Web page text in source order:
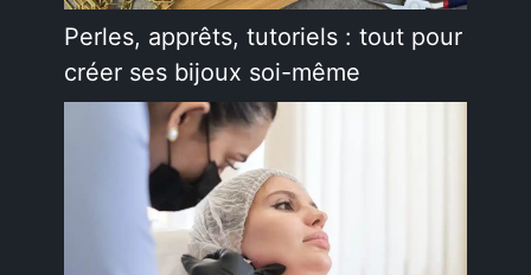
Perles, apprêts, tutoriels : tout pour
créer ses bijoux soi-même